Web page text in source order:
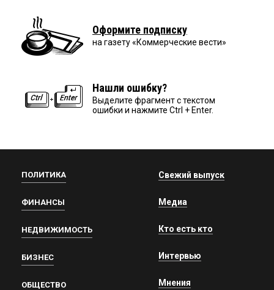
Оформите подписку
на газету «Коммерческие вести»
Нашли ошибку?
Выделите фрагмент с текстом
ошибки и нажмите Ctrl + Enter.
ПОЛИТИКА
ФИНАНСЫ
НЕДВИЖИМОСТЬ
БИЗНЕС
ОБЩЕСТВО
Свежий выпуск
Медиа
Кто есть кто
Интервью
Мнения